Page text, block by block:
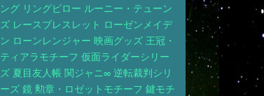
ング リングピロー ルーニー・テューン
ズ レースブレスレット ローゼンメイデ
ン ローンレンジャー 映画グッズ 王冠・
ティアラモチーフ 仮面ライダーシリー
ズ 夏目友人帳 関ジャニ∞ 逆転裁判シリ
ーズ 鏡 勲章・ロゼットモチーフ 鍵モチ